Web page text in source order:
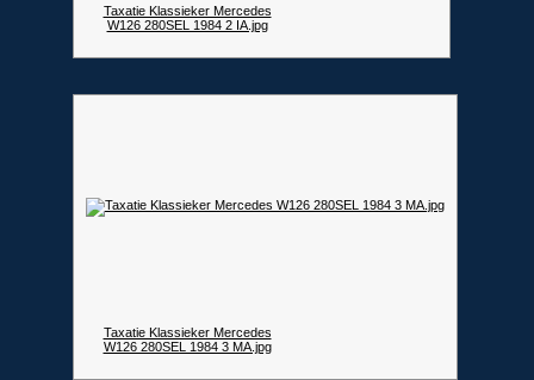
Taxatie Klassieker Mercedes
W126 280SEL 1984 2 IA.jpg
Taxatie Klassieker Mercedes
W126 280SEL 1984 3 MA.jpg